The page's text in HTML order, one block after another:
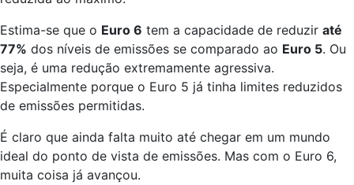
Estima-se que o Euro 6 tem a capacidade de reduzir até
77% dos níveis de emissões se comparado ao Euro 5. Ou
seja, é uma redução extremamente agressiva.
Especialmente porque o Euro 5 já tinha limites reduzidos
de emissões permitidas.
É claro que ainda falta muito até chegar em um mundo
ideal do ponto de vista de emissões. Mas com o Euro 6,
muita coisa já avançou.